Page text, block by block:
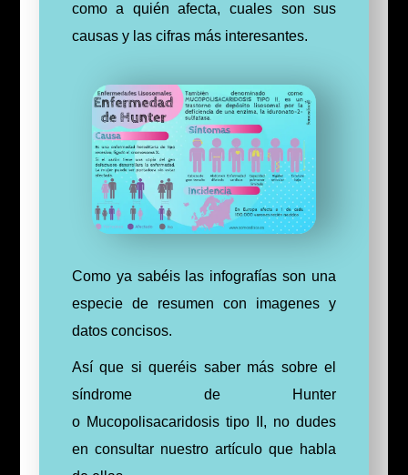
como a quién afecta, cuales son sus
causas y las cifras más interesantes.
Como ya sabéis las infografías son una
especie de resumen con imagenes y
datos concisos.
Así que si queréis saber más sobre el
síndrome de Hunter
o Mucopolisacaridosistipo II, no dudes
en consultar nuestro artículo que habla